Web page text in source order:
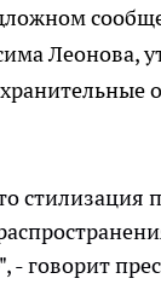
Леонова,
стилизация
- говорит